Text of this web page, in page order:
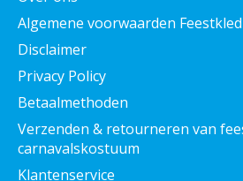
Algemene voorwaarden
Disclaimer
Privacy Policy
Betaalmethoden
Verzenden & retourneren van
carnavalskostuum
Klantenservice